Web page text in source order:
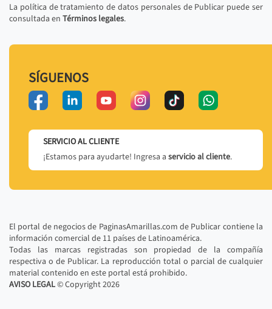
La política de tratamiento de datos personales de Publicar puede ser
consultada en Términos legales.
SÍGUENOS
SERVICIO AL CLIENTE
¡Estamos para ayudarte! Ingresa a servicio al cliente.
El portal de negocios de PaginasAmarillas.com de Publicar contiene la
información comercial de 11 países de Latinoamérica.
Todas las marcas registradas son propiedad de la compañía
respectiva o de Publicar. La reproducción total o parcial de cualquier
material contenido en este portal está prohibido.
AVISO LEGAL© Copyright2026